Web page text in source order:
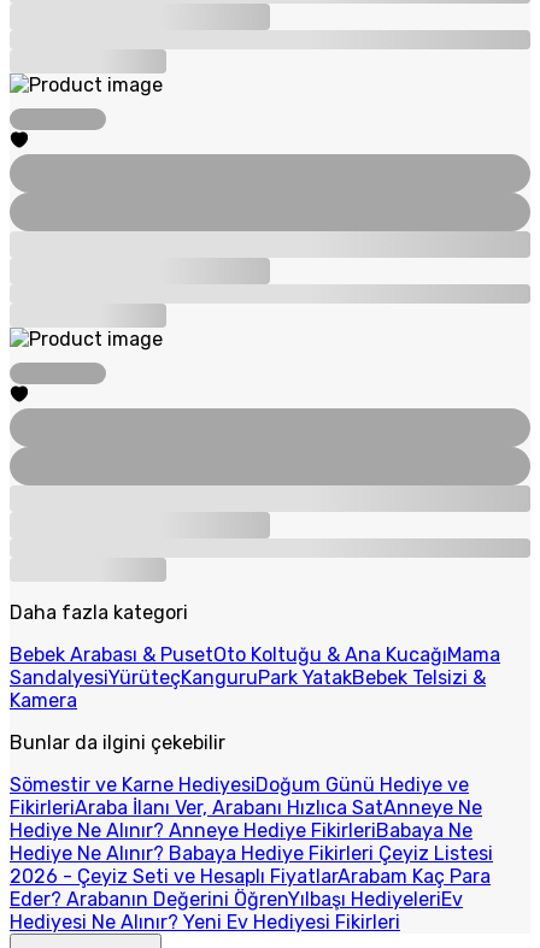
Daha fazla kategori
Bebek Arabası & PusetOto Koltuğu & Ana KucağıMama
SandalyesiYürüteçKanguruPark YatakBebek Telsizi &
Kamera
Bunlar da ilgini çekebilir
Sömestir ve Karne HediyesiDoğum Günü Hediye ve
FikirleriAraba İlanı Ver, Arabanı Hızlıca SatAnneye Ne
Hediye Ne Alınır? Anneye Hediye FikirleriBabaya Ne
Hediye Ne Alınır? Babaya Hediye Fikirleri Çeyiz Listesi
2026 - Çeyiz Seti ve Hesaplı FiyatlarArabam Kaç Para
Eder? Arabanın Değerini ÖğrenYılbaşı HediyeleriEv
Hediyesi Ne Alınır? Yeni Ev Hediyesi Fikirleri